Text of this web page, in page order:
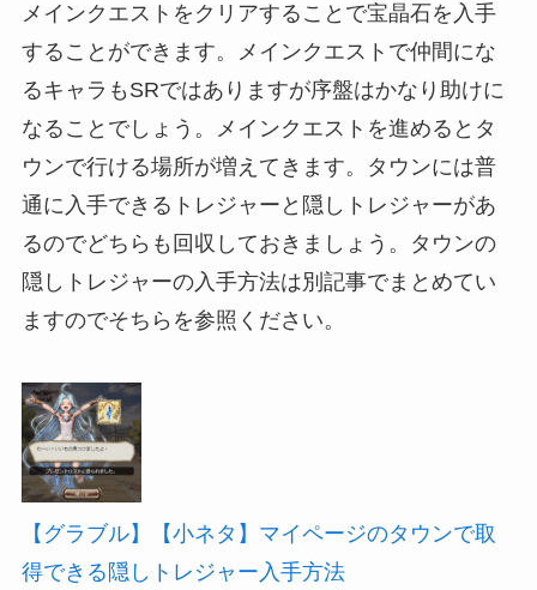
メインクエストをクリアすることで宝晶石を入手
することができます。メインクエストで仲間にな
るキャラもSRではありますが序盤はかなり助けに
なることでしょう。メインクエストを進めるとタ
ウンで行ける場所が増えてきます。タウンには普
通に入手できるトレジャーと隠しトレジャーがあ
るのでどちらも回収しておきましょう。タウンの
隠しトレジャーの入手方法は別記事でまとめてい
ますのでそちらを参照ください。
【グラブル】【小ネタ】マイページのタウンで取
得できる隠しトレジャー入手方法